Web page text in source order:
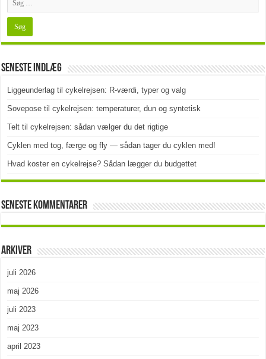
Seneste indlæg
Liggeunderlag til cykelrejsen: R-værdi, typer og valg
Sovepose til cykelrejsen: temperaturer, dun og syntetisk
Telt til cykelrejsen: sådan vælger du det rigtige
Cyklen med tog, færge og fly — sådan tager du cyklen med!
Hvad koster en cykelrejse? Sådan lægger du budgettet
Seneste kommentarer
Arkiver
juli 2026
maj 2026
juli 2023
maj 2023
april 2023